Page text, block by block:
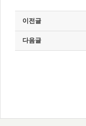
이전글
다음글